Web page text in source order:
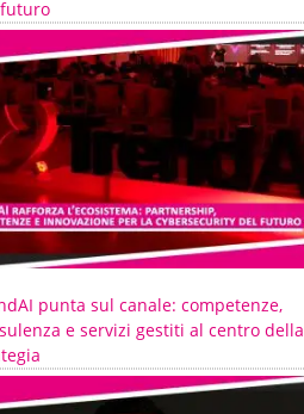
punta sul canale: competenze,
e servizi gestiti al centro della